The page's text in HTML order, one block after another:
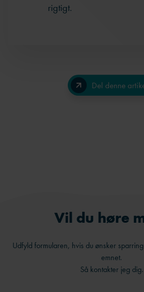
rigtigt.
Del denne
Vil du høre
Udfyld formularen, hvis du ønsker
emnet.
Så kontakter jeg dig.